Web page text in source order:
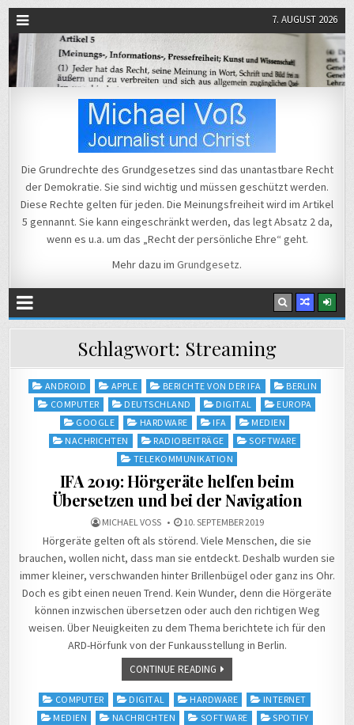
7. AUGUST 2026
Michael Voß
Die Grundrechte des Grundgesetzes sind das unantastbare Recht
der Demokratie. Sie sind wichtig und müssen geschützt werden.
Diese Rechte gelten für jeden. Die Meinungsfreiheit wird im Artikel
5 gennannt. Sie kann eingeschränkt werden, das legt Absatz 2 da,
wenn es u.a. um das „Recht der persönliche Ehre“ geht.
Mehr dazu im Grundgesetz.
Schlagwort: Streaming
Posted
ANDROID APPLE BERICHTE VON DER IFA
BERLIN
COMPUTER
DEUTSCHLAND DIGITAL
EUROPA
GOOGLE
HARDWARE IFA
MEDIEN
NACHRICHTEN
RADIOBEITRÄGE
SOFTWARE
TELEKOMMUNIKATION
IFA 2019: Hörgeräte helfen beim
Übersetzen und bei der Navigation
MICHAEL VOSS 10. SEPTEMBER 2019
Hörgeräte gelten oft als störend. Viele Menschen, die sie
brauchen, wollen nicht, dass man sie entdeckt. Deshalb wurden sie
immer kleiner, verschwanden hinter Brillenbügel oder ganz ins Ohr.
Doch es gibt einen neuen Trend. Kein Wunder, denn die Hörgeräte
können inzwischen übersetzen oder auch den richtigen Weg
weisen. Über Neuigkeiten zu dem Thema berichtete ich für den
ARD-Hörfunk von der Funkausstellung in Berlin.
CONTINUE READING
Posted
in
COMPUTER DIGITAL HARDWARE
INTERNET
MEDIEN
NACHRICHTEN SOFTWARE
SPOTIFY